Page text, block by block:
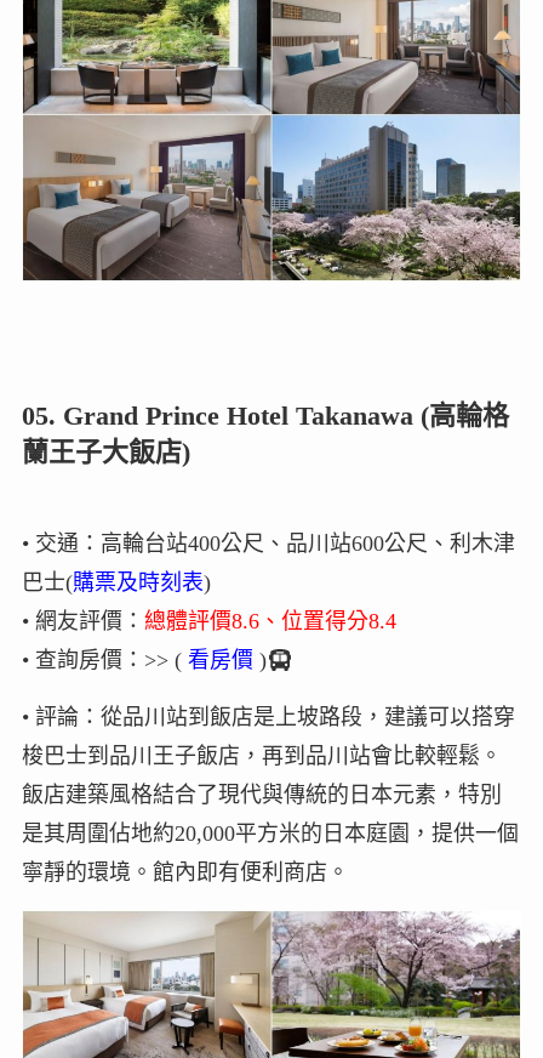
05. Grand Prince Hotel Takanawa (高輪格
蘭王子大飯店)
• 交通：高輪台站400公尺、品川站600公尺、利木津
巴士(購票及時刻表)
• 網友評價： 總體評價8.6、位置得分8.4
• 查詢房價：>> ( 看房價 )
• 評論：從品川站到飯店是上坡路段，建議可以搭穿
梭巴士到品川王子飯店，再到品川站會比較輕鬆。
飯店建築風格結合了現代與傳統的日本元素，特別
是其周圍佔地約20,000平方米的日本庭園，提供一個
寧靜的環境。館內即有便利商店。